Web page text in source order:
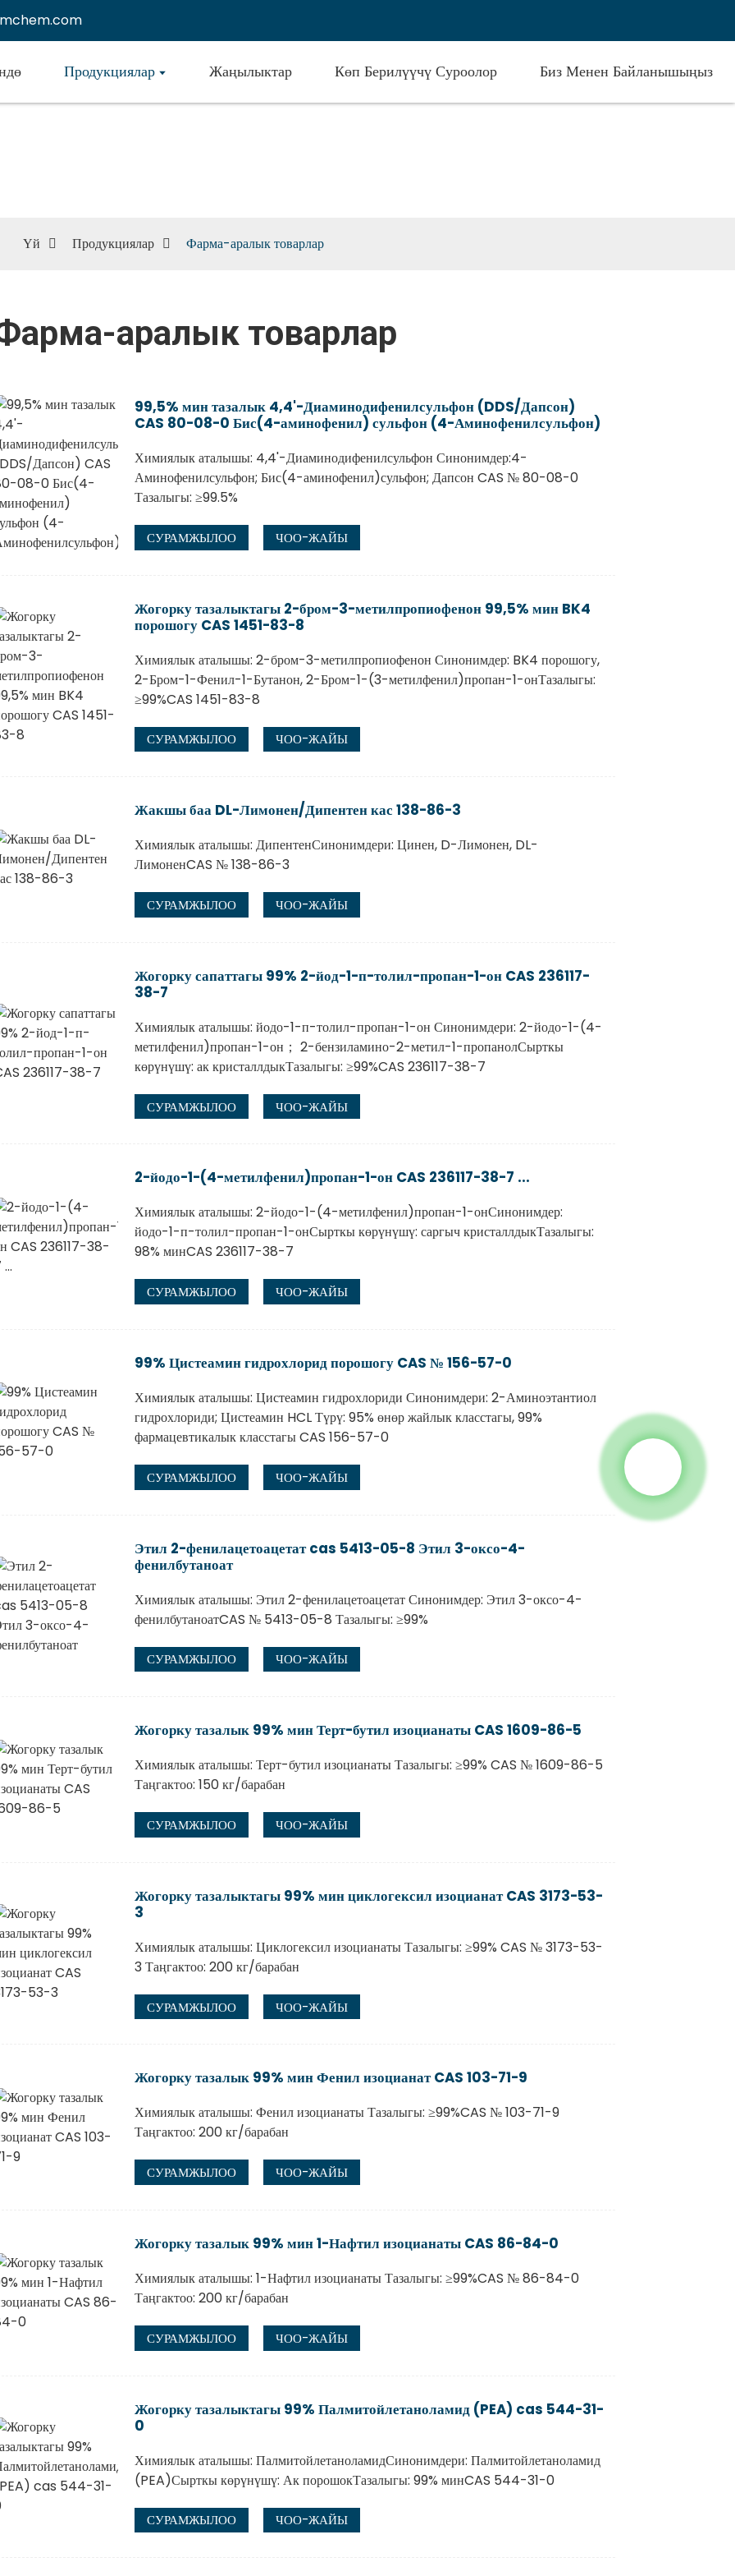
Продукциялар Жаңылыктар Көп Берилүүчү Суроолор Биз Менен Байланышыңыз
Үй Продукциялар Фарма-аралык товарлар
аралык товарлар
99,5% мин тазалык 4,4'-Диаминодифенилсульфон (DDS/Дапсон)
CAS 80-08-0 Бис(4-аминофенил) сульфон (4-Аминофенилсульфон)
Химиялык аталышы: 4,4'-Диаминодифенилсульфон Синонимдер:4-
Аминофенилсульфон; Бис(4-аминофенил)сульфон; Дапсон CAS № 80-08-0
Тазалыгы: ≥99.5%
СУРАМЖЫЛОО ЧОО-ЖАЙЫ
Жогорку тазалыктагы 2-бром-3-метилпропиофенон 99,5% мин BK4
порошогу CAS 1451-83-8
Химиялык аталышы: 2-бром-3-метилпропиофенон Синонимдер: BK4 порошогу,
2-Бром-1-Фенил-1-Бутанон, 2-Бром-1-(3-метилфенил)пропан-1-онТазалыгы:
≥99%CAS 1451-83-8
СУРАМЖЫЛОО ЧОО-ЖАЙЫ
Жакшы баа DL-Лимонен/Дипентен кас 138-86-3
Химиялык аталышы: ДипентенСинонимдери: Цинен, D-Лимонен, DL-
ЛимоненCAS № 138-86-3
СУРАМЖЫЛОО ЧОО-ЖАЙЫ
Жогорку сапаттагы 99% 2-йод-1-п-толил-пропан-1-он CAS 236117-
38-7
Химиялык аталышы: йодо-1-п-толил-пропан-1-он Синонимдери: 2-йодо-1-(4-
метилфенил)пропан-1-он； 2-бензиламино-2-метил-1-пропанолСырткы
көрүнүшү: ак кристаллдыкТазалыгы: ≥99%CAS 236117-38-7
СУРАМЖЫЛОО ЧОО-ЖАЙЫ
2-йодо-1-(4-метилфенил)пропан-1-он CAS 236117-38-7 ...
Химиялык аталышы: 2-йодо-1-(4-метилфенил)пропан-1-онСинонимдер:
йодо-1-п-толил-пропан-1-онСырткы көрүнүшү: саргыч кристаллдыкТазалыгы:
98% минCAS 236117-38-7
СУРАМЖЫЛОО ЧОО-ЖАЙЫ
99% Цистеамин гидрохлорид порошогу CAS № 156-57-0
Химиялык аталышы: Цистеамин гидрохлориди Синонимдери: 2-Аминоэтантиол
гидрохлориди; Цистеамин HCL Түрү: 95% өнөр жайлык класстагы, 99%
фармацевтикалык класстагы CAS 156-57-0
СУРАМЖЫЛОО ЧОО-ЖАЙЫ
Этил 2-фенилацетоацетат cas 5413-05-8 Этил 3-оксо-4-
фенилбутаноат
Химиялык аталышы: Этил 2-фенилацетоацетат Синонимдер: Этил 3-оксо-4-
фенилбутаноатCAS № 5413-05-8 Тазалыгы: ≥99%
СУРАМЖЫЛОО ЧОО-ЖАЙЫ
Жогорку тазалык 99% мин Терт-бутил изоцианаты CAS 1609-86-5
Химиялык аталышы: Терт-бутил изоцианаты Тазалыгы: ≥99% CAS № 1609-86-5
Таңгактоо: 150 кг/барабан
СУРАМЖЫЛОО ЧОО-ЖАЙЫ
Жогорку тазалыктагы 99% мин циклогексил изоцианат CAS 3173-53-
3
Химиялык аталышы: Циклогексил изоцианаты Тазалыгы: ≥99% CAS № 3173-53-
3 Таңгактоо: 200 кг/барабан
СУРАМЖЫЛОО ЧОО-ЖАЙЫ
Жогорку тазалык 99% мин Фенил изоцианат CAS 103-71-9
Химиялык аталышы: Фенил изоцианаты Тазалыгы: ≥99%CAS № 103-71-9
Таңгактоо: 200 кг/барабан
СУРАМЖЫЛОО ЧОО-ЖАЙЫ
Жогорку тазалык 99% мин 1-Нафтил изоцианаты CAS 86-84-0
Химиялык аталышы: 1-Нафтил изоцианаты Тазалыгы: ≥99%CAS № 86-84-0
Таңгактоо: 200 кг/барабан
СУРАМЖЫЛОО ЧОО-ЖАЙЫ
Жогорку тазалыктагы 99% Палмитойлетаноламид (PEA) cas 544-31-
0
Химиялык аталышы: ПалмитойлетаноламидСинонимдери: Палмитойлетаноламид
(PEA)Сырткы көрүнүшү: Ак порошокТазалыгы: 99% минCAS 544-31-0
СУРАМЖЫЛОО ЧОО-ЖАЙЫ